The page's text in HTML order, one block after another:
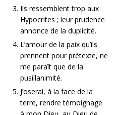
Ils ressemblent trop aux
Hypocrites ; leur prudence
annonce de la duplicité.
L’amour de la paix qu’ils
prennent pour prétexte, ne
me paraît que de la
pusillanimité.
J’oserai, à la face de la
terre, rendre témoignage